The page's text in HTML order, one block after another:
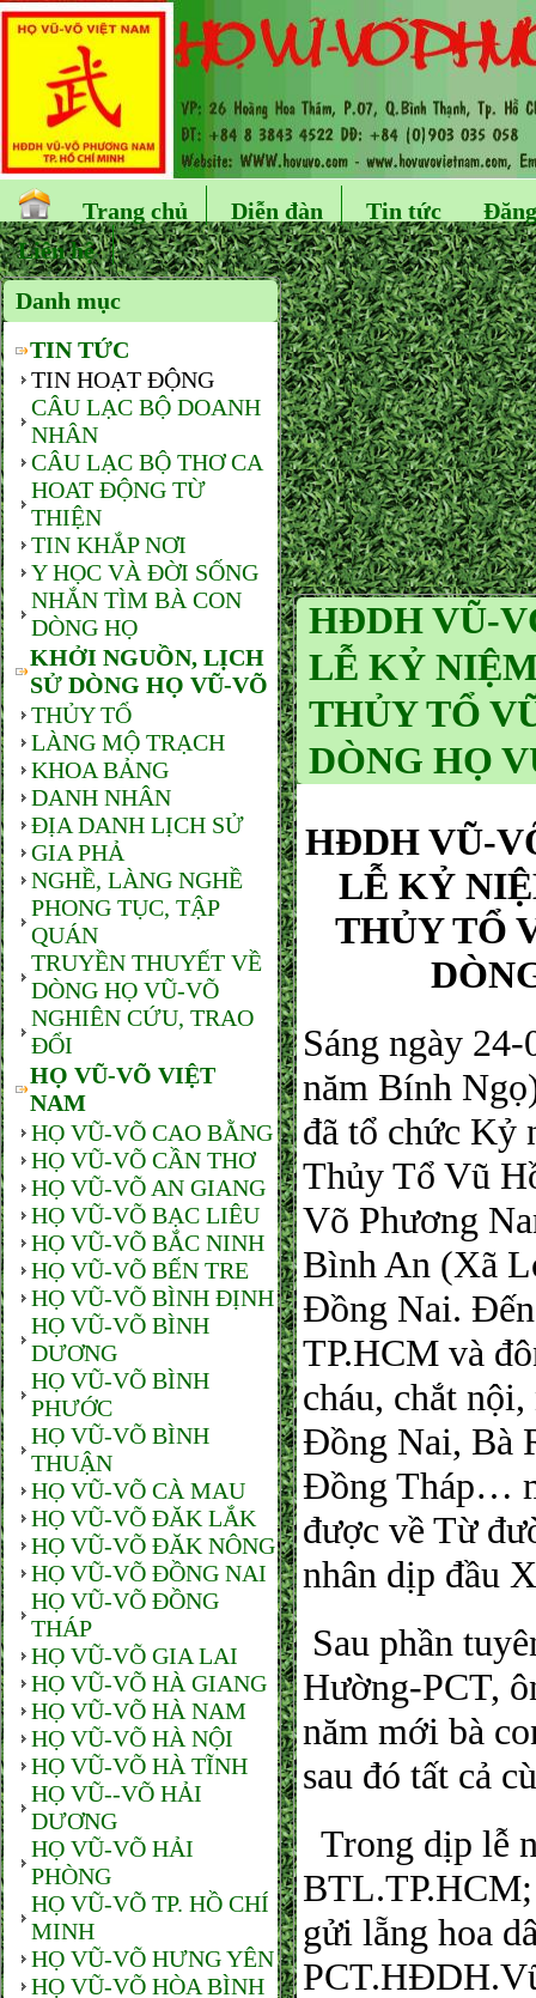
Trang chủ Diễn đàn Tin tức
Liên hệ
Danh mục
TIN TỨC
TIN HOẠT ĐỘNG
CÂU LẠC BỘ DOANH
NHÂN
CÂU LẠC BỘ THƠ CA
HOAT ĐỘNG TỪ
THIỆN
TIN KHẮP NƠI
Y HỌC VÀ ĐỜI SỐNG
NHẮN TÌM BÀ CON
DÒNG HỌ
KHỞI NGUỒN, LỊCH
SỬ DÒNG HỌ VŨ-VÕ
THỦY TỔ
LÀNG MỘ TRẠCH
KHOA BẢNG
DANH NHÂN
ĐỊA DANH LỊCH SỬ
GIA PHẢ
NGHỀ, LÀNG NGHỀ
PHONG TỤC, TẬP
QUÁN
TRUYỀN THUYẾT VỀ
DÒNG HỌ VŨ-VÕ
NGHIÊN CỨU, TRAO
ĐỔI
HỌ VŨ-VÕ VIỆT
NAM
HỌ VŨ-VÕ CAO BẰNG
HỌ VŨ-VÕ CẦN THƠ
HỌ VŨ-VÕ AN GIANG
HỌ VŨ-VÕ BẠC LIÊU
HỌ VŨ-VÕ BẮC NINH
HỌ VŨ-VÕ BẾN TRE
HỌ VŨ-VÕ BÌNH ĐỊNH
HỌ VŨ-VÕ BÌNH
DƯƠNG
HỌ VŨ-VÕ BÌNH
PHƯỚC
HỌ VŨ-VÕ BÌNH
THUẬN
HỌ VŨ-VÕ CÀ MAU
HỌ VŨ-VÕ ĐĂK LẮK
HỌ VŨ-VÕ ĐĂK NÔNG
HỌ VŨ-VÕ ĐỒNG NAI
HỌ VŨ-VÕ ĐỒNG
THÁP
HỌ VŨ-VÕ GIA LAI
HỌ VŨ-VÕ HÀ GIANG
HỌ VŨ-VÕ HÀ NAM
HỌ VŨ-VÕ HÀ NỘI
HỌ VŨ-VÕ HÀ TĨNH
HỌ VŨ--VÕ HẢI
DƯƠNG
HỌ VŨ-VÕ HẢI
PHÒNG
HỌ VŨ-VÕ TP. HỒ CHÍ
MINH
HỌ VŨ-VÕ HƯNG YÊN
HỌ VŨ-VÕ HÒA BÌNH
HĐDH VŨ-
LỄ KỶ
THỦY TỔ
DÒNG HỌ
HĐDH VŨ-
LỄ KỶ
THỦY TỔ
Sáng ngày
năm Bính
đã tổ chức Kỷ
Thủy Tổ Vũ
Võ Phương
Bình An (Xã
Đồng Nai.
TP.HCM và
cháu, chắt
Đồng Nai, Bà
Đồng Tháp…
được về Từ
nhân dịp đầu
Sau phần
Hường-PCT,
năm mới bà
sau đó tất cả
Trong dịp lễ
gửi lẵng hoa